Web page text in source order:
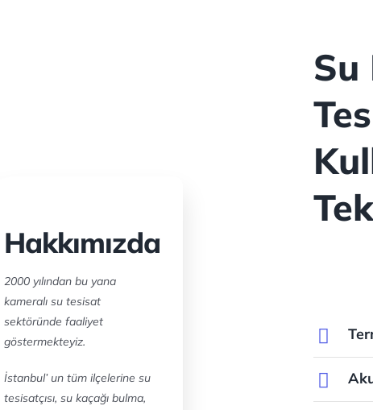
Hakkımızda
2000 yılından bu yana
kameralı su tesisat
sektöründe faaliyet
göstermekteyiz.
İstanbul’ un tüm ilçelerine su
tesisatçısı, su kaçağı bulma,
Su